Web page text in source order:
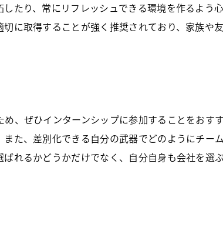
たり、常にリフレッシュできる環境を作るよう
に取得することが強く推奨されており、家族や
、ぜひインターンシップに参加することをおすす
た、差別化できる自分の武器でどのようにチー
れるかどうかだけでなく、自分自身も会社を選